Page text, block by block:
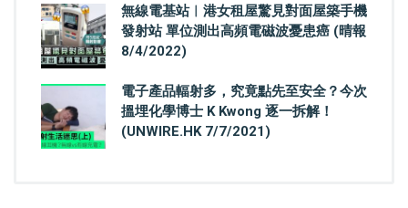
無線電基站︳港女租屋驚見對面屋築手機
發射站 單位測出高頻電磁波憂患癌 (晴報
8/4/2022)
電子產品輻射多，究竟點先至安全？今次
搵埋化學博士 K Kwong 逐一拆解！
(UNWIRE.HK 7/7/2021)